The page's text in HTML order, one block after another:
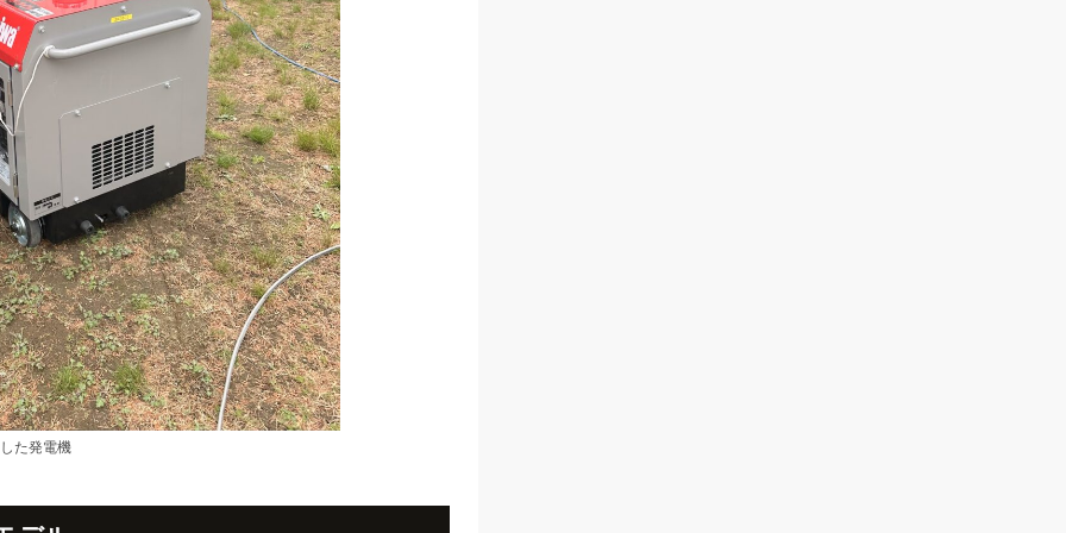
た発電機